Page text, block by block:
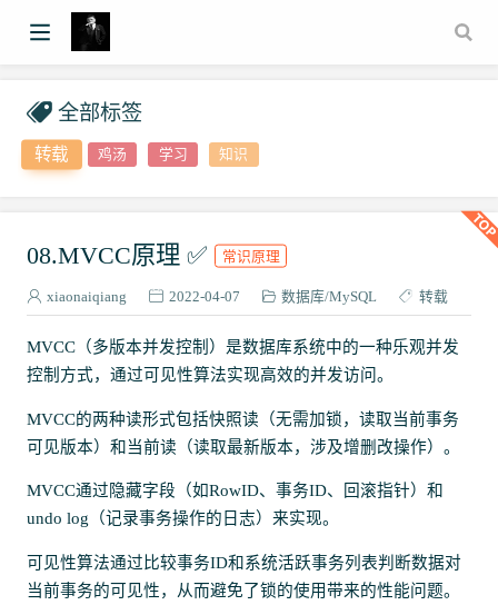
全部标签
转载 鸡汤 学习 知识
08.MVCC原理 ✅ 常识原理
xiaonaiqiang 2022-04-07 数据库 MySQL 转载
MVCC（多版本并发控制）是数据库系统中的一种乐观并发
控制方式，通过可见性算法实现高效的并发访问。
MVCC的两种读形式包括快照读（无需加锁，读取当前事务
可见版本）和当前读（读取最新版本，涉及增删改操作）。
MVCC通过隐藏字段（如RowID、事务ID、回滚指针）和
undo log（记录事务操作的日志）来实现。
可见性算法通过比较事务ID和系统活跃事务列表判断数据对
当前事务的可见性，从而避免了锁的使用带来的性能问题。